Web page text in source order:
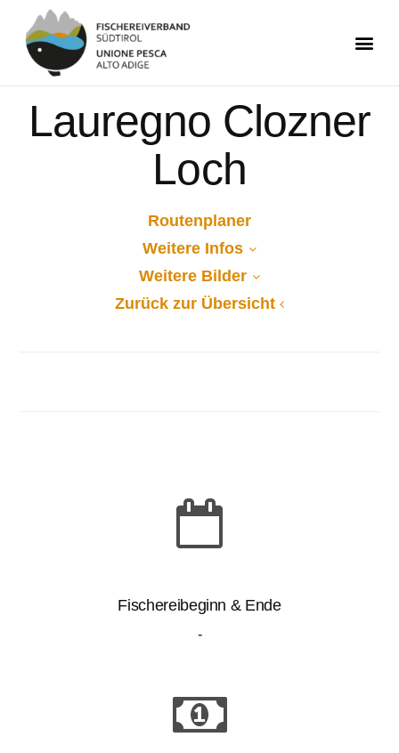
Lauregno Clozner
Loch
Routenplaner
Weitere Infos
Weitere Bilder
Zurück zur Übersicht
Fischereibeginn & Ende
-